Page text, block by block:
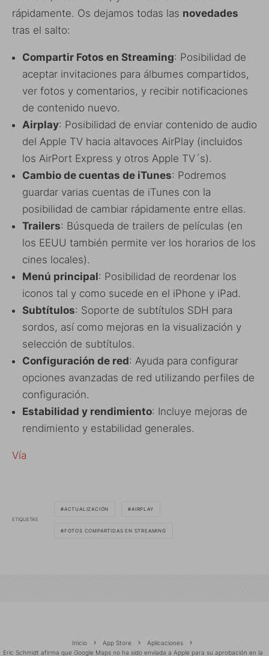
rápidamente. Os dejamos todas las novedades
tras el salto:
Compartir Fotos en Streaming: Posibilidad de
aceptar invitaciones para álbumes compartidos,
ver fotos y comentarios, y recibir notificaciones
de contenido nuevo.
Airplay: Posibilidad de enviar contenido de audio
del Apple TV hacia altavoces AirPlay (incluidos
los AirPort Express y otros Apple TV´s).
Cambio de cuentas de iTunes: Podremos
guardar varias cuentas de iTunes con la
posibilidad de cambiar rápidamente entre ellas.
Trailers: Búsqueda de trailers de películas (en
los EEUU también permite ver los horarios de los
cines locales).
Menú principal: Posibilidad de reordenar los
iconos tal y como sucede en el iPhone y iPad.
Subtítulos: Soporte de subtítulos SDH para
sordos, así como mejoras en la visualización y
selección de subtítulos.
Configuración de red: Ayuda para configurar
opciones avanzadas de red utilizando perfiles de
configuración.
Estabilidad y rendimiento: Incluye mejoras de
rendimiento y estabilidad generales.
Vía
ETIQUETAS
ACTUALIZACIÓN AIRPLAY
FOTOS COMPARTIDAS EN STREAMING
Inicio App Store
Aplicaciones
Eric Schmidt afirma que Google Maps no ha sido enviada a Apple para su aprobación en la